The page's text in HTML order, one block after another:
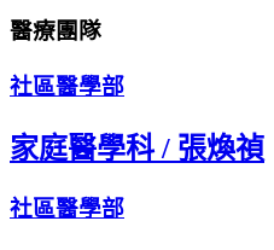
醫療團隊
社區醫學部
家庭醫學科 / 張煥禎
社區醫學部